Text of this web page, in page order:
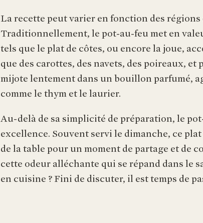
La recette peut varier en fonction des régions
Traditionnellement, le pot-au-feu met en
tels que le plat de côtes, ou encore la joue,
que des carottes, des navets, des poireaux,
mijote lentement dans un bouillon parfumé,
comme le thym et le laurier.
Au-delà de sa simplicité de préparation, le
excellence. Souvent servi le dimanche, ce
de la table pour un moment de partage et de
cette odeur alléchante qui se répand dans le
en cuisine ? Fini de discuter, il est temps de